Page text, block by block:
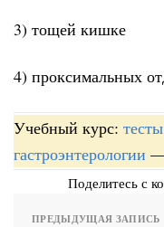
3) тощей кишке
4) проксимальных
Учебный курс:
гастроэнтерологии
Поделитесь с
ПРЕДЫДУЩАЯ ЗАПИСЬ